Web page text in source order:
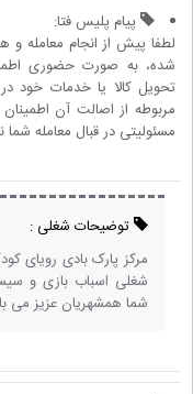
پیام پلیس فتا:
لطفا پیش از انجام معامله و
شده، به صورت حضوری
تحویل کالا یا خدمات خود
مربوطه از اصالت آن
مسئولیتی در قبال معامله شما
توضیحات شغلی :
مرکز پارک بادی رویای
شغلی اسباب بازی و
شما همشهریان عزیز می